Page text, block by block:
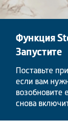
Функция
Запустите
Поставьте
если вам
возобновите
снова